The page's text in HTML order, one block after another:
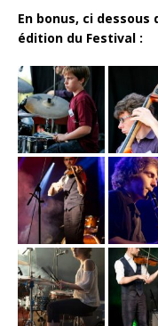
En bonus, ci
édition du Festival :